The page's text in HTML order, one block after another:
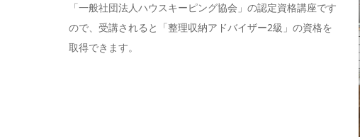
「一般社団法人ハウスキーピング協会」の認定資格講座です
ので、受講されると「整理収納アドバイザー2級」の資格を
取得できます。